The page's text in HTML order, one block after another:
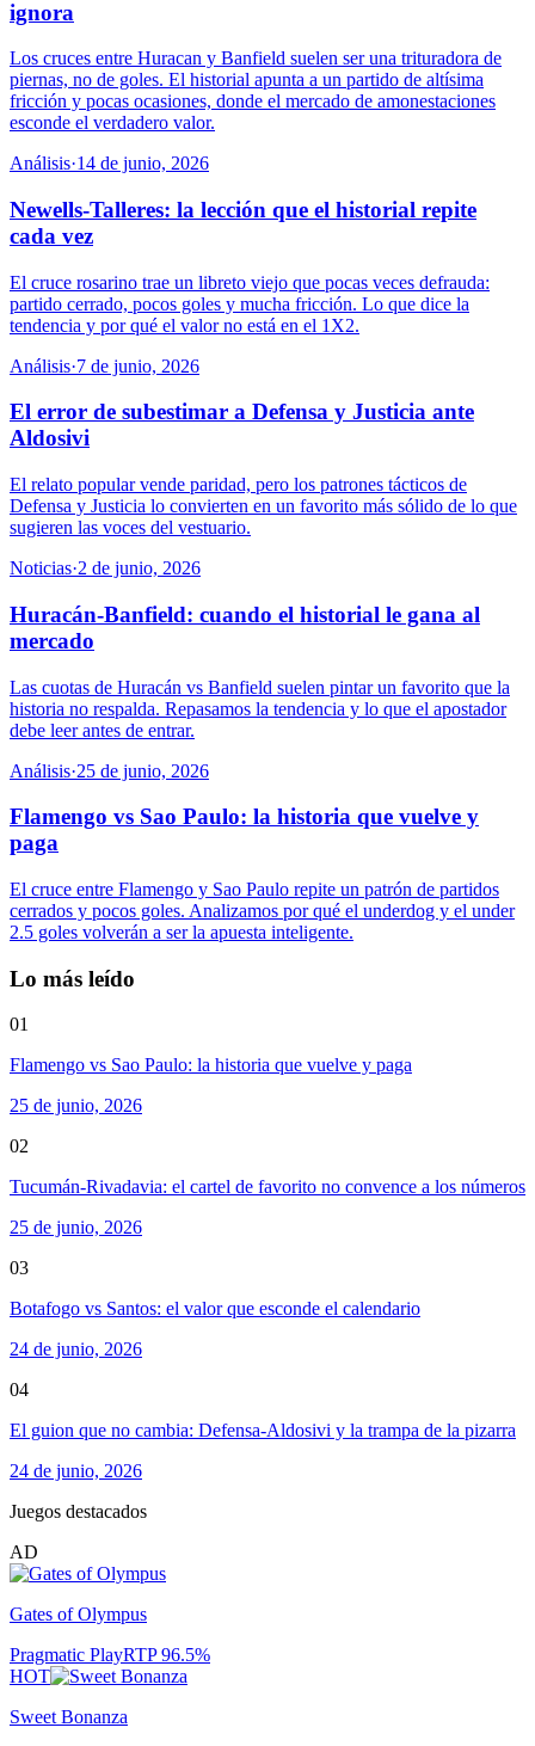
ignora
Los cruces entre Huracan y Banfield suelen ser una trituradora de
piernas, no de goles. El historial apunta a un partido de altísima
fricción y pocas ocasiones, donde el mercado de amonestaciones
esconde el verdadero valor.
Análisis·14 de junio, 2026
Newells-Talleres: la lección que el historial repite
cada vez
El cruce rosarino trae un libreto viejo que pocas veces defrauda:
partido cerrado, pocos goles y mucha fricción. Lo que dice la
tendencia y por qué el valor no está en el 1X2.
Análisis·7 de junio, 2026
El error de subestimar a Defensa y Justicia ante
Aldosivi
El relato popular vende paridad, pero los patrones tácticos de
Defensa y Justicia lo convierten en un favorito más sólido de lo que
sugieren las voces del vestuario.
Noticias·2 de junio, 2026
Huracán-Banfield: cuando el historial le gana al
mercado
Las cuotas de Huracán vs Banfield suelen pintar un favorito que la
historia no respalda. Repasamos la tendencia y lo que el apostador
debe leer antes de entrar.
Análisis·25 de junio, 2026
Flamengo vs Sao Paulo: la historia que vuelve y
paga
El cruce entre Flamengo y Sao Paulo repite un patrón de partidos
cerrados y pocos goles. Analizamos por qué el underdog y el under
2.5 goles volverán a ser la apuesta inteligente.
Lo más leído
01
Flamengo vs Sao Paulo: la historia que vuelve y paga
25 de junio, 2026
02
Tucumán-Rivadavia: el cartel de favorito no convence a los números
25 de junio, 2026
03
Botafogo vs Santos: el valor que esconde el calendario
24 de junio, 2026
04
El guion que no cambia: Defensa-Aldosivi y la trampa de la pizarra
24 de junio, 2026
Juegos destacados
AD
Gates of Olympus
Pragmatic PlayRTP96.5%
HOT
Sweet Bonanza